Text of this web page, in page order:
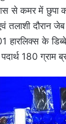
से कमर में छुपा
तलाशी दौरान
के
180 ग्राम